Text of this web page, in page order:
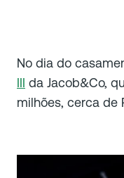
No dia do
III da Jacob&Co,
milhões, cerca de